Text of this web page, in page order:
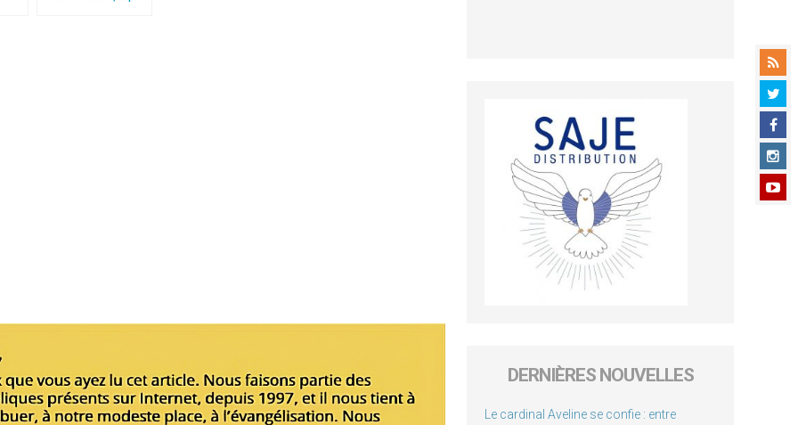
DERNIÈRES NOUVELLES
Le cardinal Aveline se confie : entre